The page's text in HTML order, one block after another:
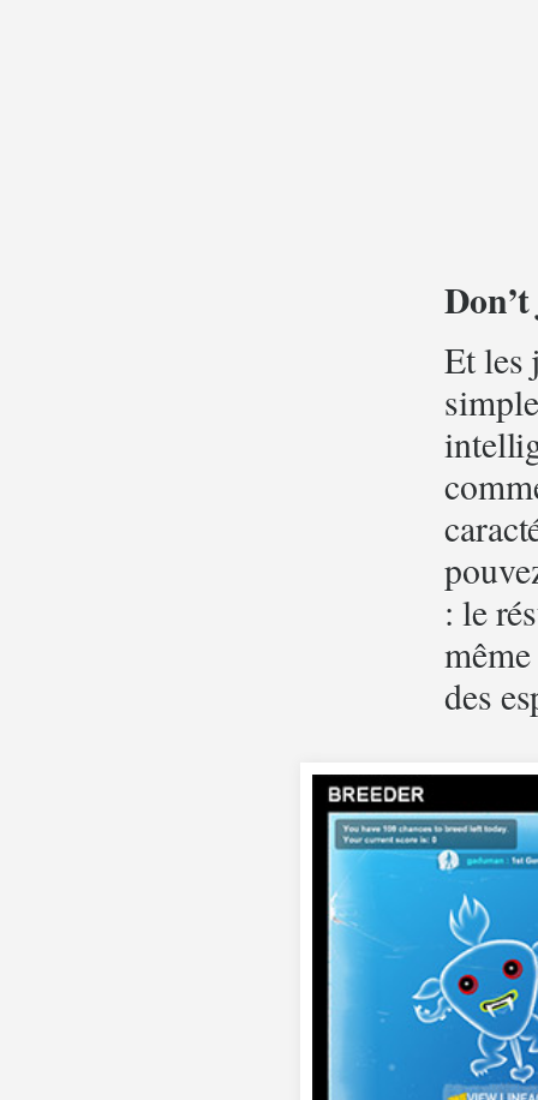
Et les
: le
des